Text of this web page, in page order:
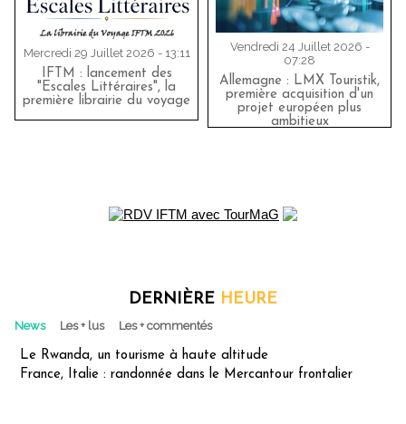
Mercredi 29 Juillet 2026 - 13:11
IFTM : lancement des
"Escales Littéraires", la
première librairie du voyage
Vendredi 24 Juillet 2026 -
07:28
Allemagne : LMX Touristik,
première acquisition d'un
projet européen plus
ambitieux
DERNIÈRE HEURE
News Les + lus Les + commentés
Le Rwanda, un tourisme à haute altitude
France, Italie : randonnée dans le Mercantour frontalier